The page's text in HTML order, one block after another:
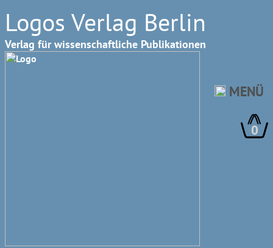
Logos Verlag Berlin
Verlag für wissenschaftliche Publikationen
0
MENÜ